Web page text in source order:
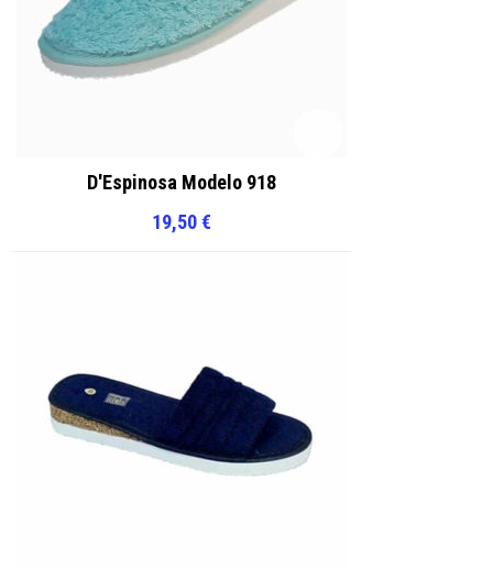
D'Espinosa Modelo 918
19,50€